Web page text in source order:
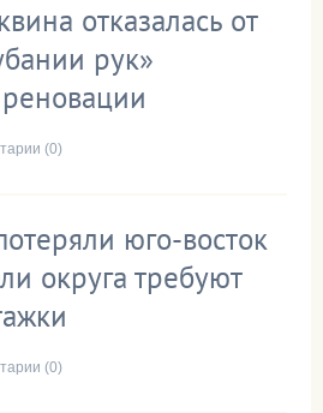
отказалась от
рук»
(0)
юго-восток
округа требуют
(0)